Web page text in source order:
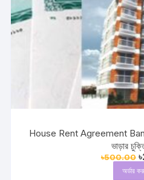
House Rent Agreement
ভাড়ার
৳500.00 ৳
অর্ডার